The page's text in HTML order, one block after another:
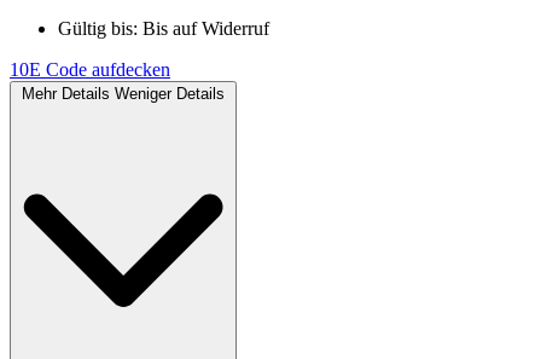
Gültig bis: Bis auf Widerruf
10E Code aufdecken
Mehr Details Weniger Details